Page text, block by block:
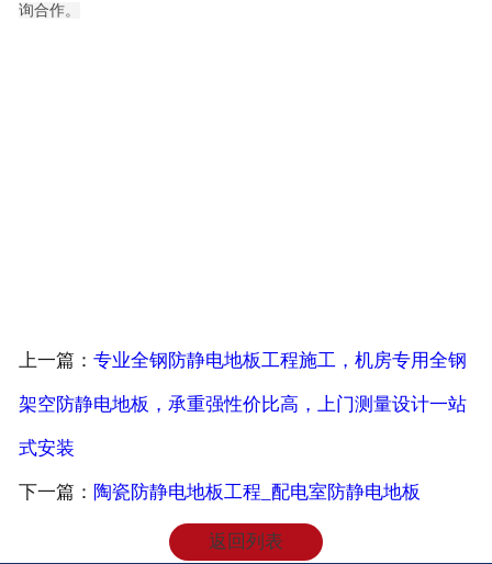
询合作。
上一篇： 专业全钢防静电地板工程施工，机房专用全钢
架空防静电地板，承重强性价比高，上门测量设计一站
式安装
下一篇： 陶瓷防静电地板工程_配电室防静电地板
返回列表